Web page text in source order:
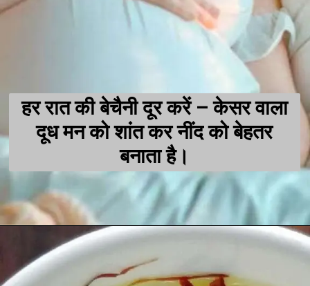
हर रात की बेचैनी दूर करें – केसर वाला
दूध मन को शांत कर नींद को बेहतर
बनाता है।